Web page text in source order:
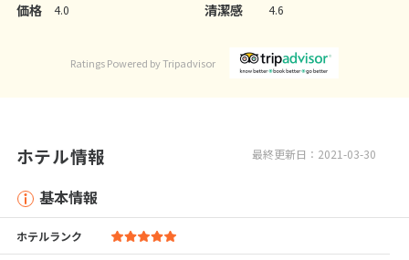
価格 4.0 清潔感 4.6
Ratings Powered by Tripadvisor
最終更新日：2021-03-30
ホテル情報
基本情報
ホテルランク